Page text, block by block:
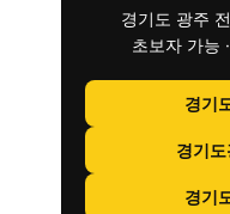
경기도 광주
초보자 가능
경기
경기
경기